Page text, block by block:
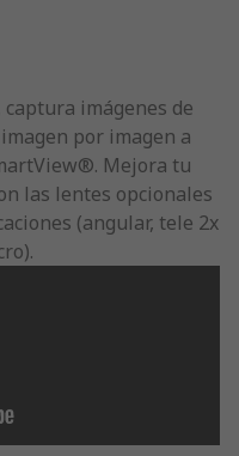
imágenes de
por imagen a
Mejora tu
las lentes opcionales
(angular, tele 2x